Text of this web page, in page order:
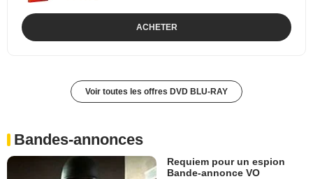
ACHETER
Voir toutes les offres DVD BLU-RAY
Bandes-annonces
Requiem pour un espion
Bande-annonce VO